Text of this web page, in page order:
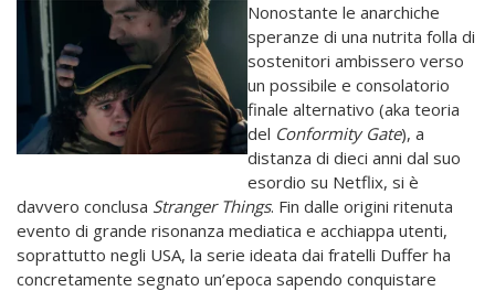
Nonostante le anarchiche
speranze di una nutrita folla di
sostenitori ambissero verso
un possibile e consolatorio
finale alternativo (aka teoria
del Conformity Gate), a
distanza di dieci anni dal suo
esordio su Netflix, si è
davvero conclusa Stranger Things. Fin dalle origini ritenuta
evento di grande risonanza mediatica e acchiappa utenti,
soprattutto negli USA, la serie ideata dai fratelli Duffer ha
concretamente segnato un’epoca sapendo conquistare